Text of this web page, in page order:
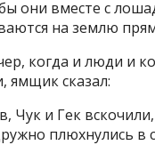
они вместе с
на землю
когда и люди и
ямщик сказал:
Чук и Гек
плюхнулись в